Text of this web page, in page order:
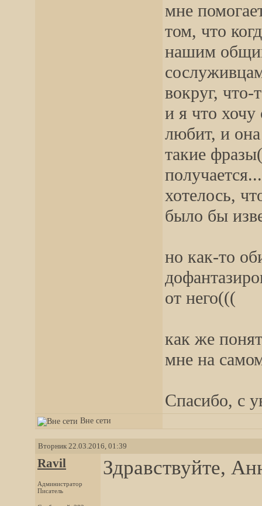
мне
том, что
нашим
вокруг,
и я что
любит, и
такие
хотелось,
было бы
но как-то
от него(((
как же
мне на
Спасибо, с
Вне сети
Вторник 22.03.2016, 01:39
Ravil
Администратор
Писатель
Здравствуйте,